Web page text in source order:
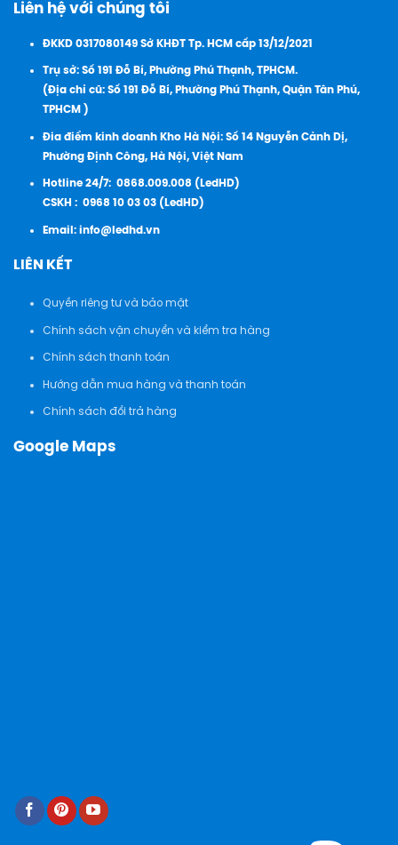
Liên hệ với chúng tôi
ĐKKD 0317080149 Sở KHĐT Tp. HCM cấp 13/12/2021
Trụ sở: Số 191 Đỗ Bí, Phường Phú Thạnh, TPHCM.
(Địa chỉ cũ: Số 191 Đỗ Bí, Phường Phú Thạnh, Quận Tân Phú,
TPHCM )
Đia điểm kinh doanh Kho Hà Nội: Số 14 Nguyễn Cảnh Dị,
Phường Định Công, Hà Nội, Việt Nam
Hotline 24/7: 0868.009.008 (LedHD)
CSKH : 0968 10 03 03 (LedHD)
Email:info@ledhd.vn
LIÊN KẾT
Quyền riêng tư và bảo mật
Chính sách vận chuyển và kiểm tra hàng
Chính sách thanh toán
Hướng dẫn mua hàng và thanh toán
Chính sách đổi trả hàng
Google Maps